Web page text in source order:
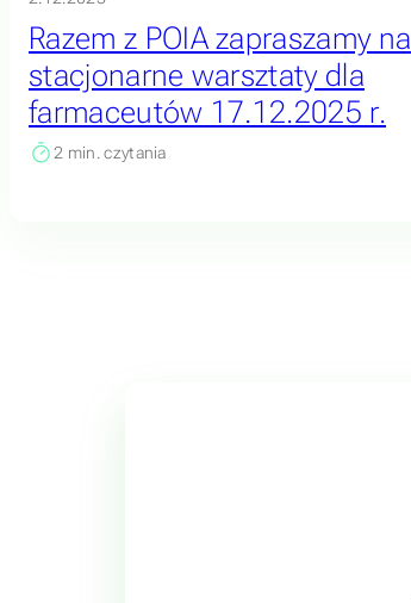
Razem z POIA zapraszamy na
stacjonarne warsztaty dla
farmaceutów 17.12.2025 r.
2 min. czytania